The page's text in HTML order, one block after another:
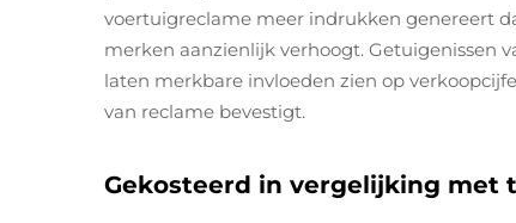
voertuigreclame meer indrukken genereert
merken aanzienlijk verhoogt. Getuigenissen
laten merkbare invloeden zien op
van reclame bevestigt.
Gekosteerd in vergelijking met